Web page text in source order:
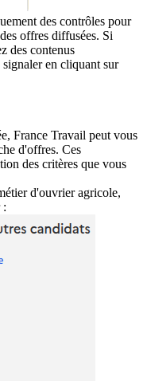
des contrôles pour
offres diffusées. Si
des contenus
en cliquant sur
France Travail peut vous
d'offres. Ces
des critères que vous
d'ouvrier agricole,
: